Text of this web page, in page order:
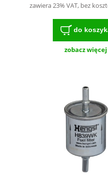
zawiera 23% VAT, bez
do
zobacz więcej